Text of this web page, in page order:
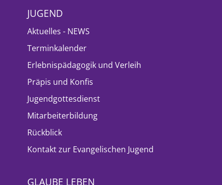
JUGEND
Aktuelles - NEWS
Terminkalender
Erlebnispädagogik und Verleih
Präpis und Konfis
Jugendgottesdienst
Mitarbeiterbildung
Rückblick
Kontakt zur Evangelischen Jugend
GLAUBE LEBEN